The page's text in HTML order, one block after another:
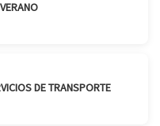
DE TRANSPORTE